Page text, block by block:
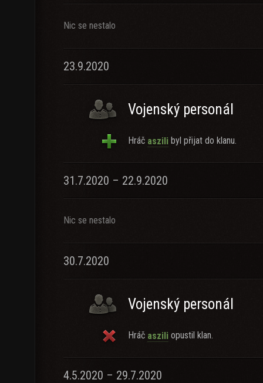
Nic se nestalo
23.9.2020
Vojenský personál
Hráč aszili byl přijat do klanu.
31.7.2020 – 22.9.2020
Nic se nestalo
30.7.2020
Vojenský personál
Hráč aszili opustil klan.
4.5.2020 – 29.7.2020